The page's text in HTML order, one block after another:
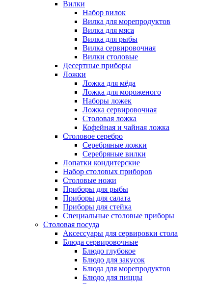
Вилки
Набор вилок
Вилка для морепродуктов
Вилка для мяса
Вилка для рыбы
Вилка сервировочная
Вилки столовые
Десертные приборы
Ложки
Ложка для мёда
Ложка для мороженого
Наборы ложек
Ложка сервировочная
Столовая ложка
Кофейная и чайная ложка
Столовое серебро
Серебряные ложки
Серебряные вилки
Лопатки кондитерские
Набор столовых приборов
Столовые ножи
Приборы для рыбы
Приборы для салата
Приборы для стейка
Специальные столовые приборы
Столовая посуда
Аксессуары для сервировки стола
Блюда сервировочные
Блюдо глубокое
Блюдо для закусок
Блюда для морепродуктов
Блюдо для пиццы